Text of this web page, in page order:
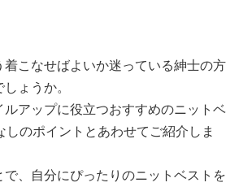
こなせばよいか迷っている紳士の方
ょうか。
アップに役立つおすすめのニットベ
しのポイントとあわせてご紹介しま
、自分にぴったりのニットベストを